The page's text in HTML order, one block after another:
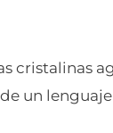
cristalinas
un